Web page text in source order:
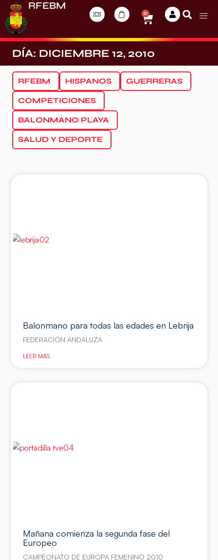
RFEBM
0
DÍA: DICIEMBRE 12, 2010
RFEBM HISPANOS GUERRERAS
COMPETICIONES
BALONMANO PLAYA
SALUD Y DEPORTE
Balonmano para todas las edades en Lebrija
FEDERACIÓN ANDALUZA
LEER MÁS
Mañana comienza la segunda fase del
Europeo
CAMPEONATO DE EUROPA FEMENINO 2010